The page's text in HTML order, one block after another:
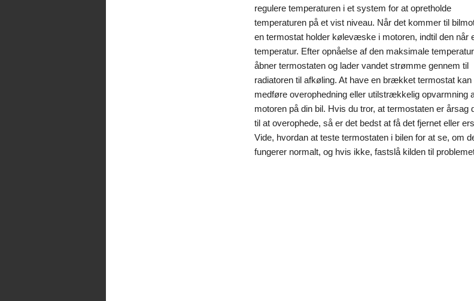
regulere temperaturen i et system for at opretholde
temperaturen på et vist niveau. Når det kommer til
en termostat holder kølevæske i motoren, indtil den når
temperatur. Efter opnåelse af den maksimale
åbner termostaten og lader vandet strømme gennem til
radiatoren til afkøling. At have en brækket termostat kan
medføre overophedning eller utilstrækkelig opvarmning
motoren på din bil. Hvis du tror, at termostaten er årsag
til at overophede, så er det bedst at få det fjernet eller
Vide, hvordan at teste termostaten i bilen for at se, om
fungerer normalt, og hvis ikke, fastslå kilden til